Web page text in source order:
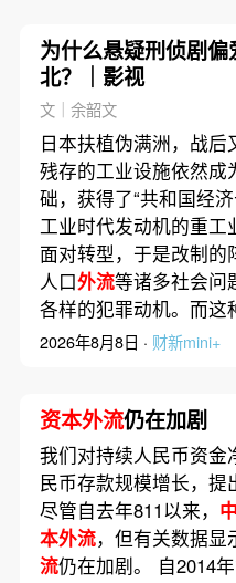
为什么悬疑刑侦剧偏
北？｜影视
文｜余韶文
日本扶植伪满洲，战
残存的工业设施依然成
础，获得了“共和国经
工业时代发动机的重工
面对转型，于是改制的
人口外流等诸多社会问
各样的犯罪动机。而
2026年8月8日 · 财新mini+
资本外流仍在加剧
我们对持续人民币资金
民币存款规模增长，提
尽管自去年811以来，
本外流，但有关数据显
流仍在加剧。 自2014